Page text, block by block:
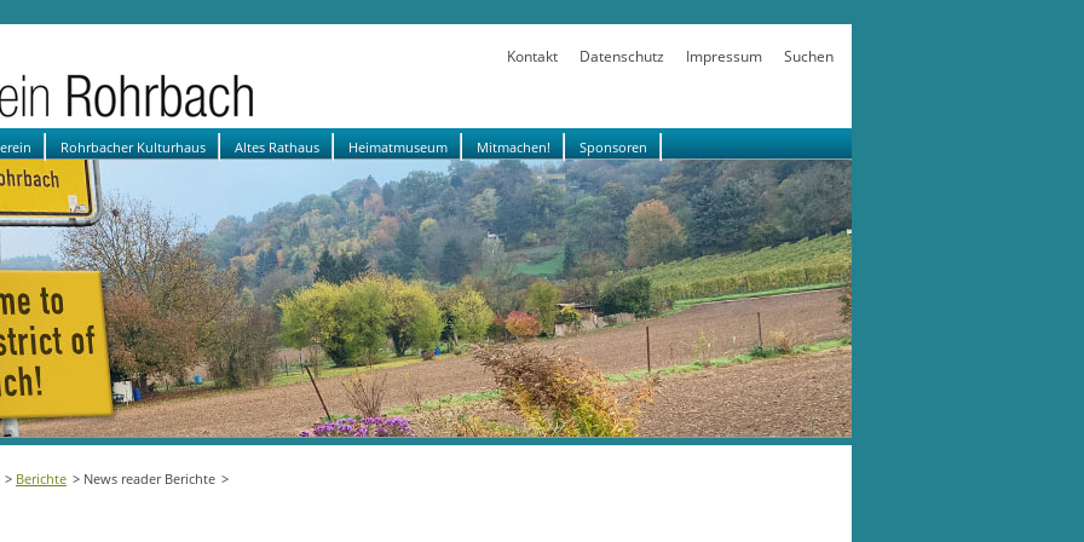
Kontakt Datenschutz Impressum Suchen
Rohrbacher Kulturhaus Altes Rathaus Heimatmuseum Mitmachen! Sponsoren
Berichte News reader Berichte